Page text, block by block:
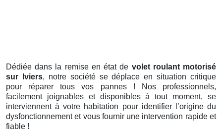
Dédiée dans la remise en état de volet roulant motorisé
sur Iviers, notre société se déplace en situation critique
pour réparer tous vos pannes ! Nos professionnels,
facilement joignables et disponibles à tout moment, se
interviennent à votre habitation pour identifier l’origine du
dysfonctionnement et vous fournir une intervention rapide et
fiable !